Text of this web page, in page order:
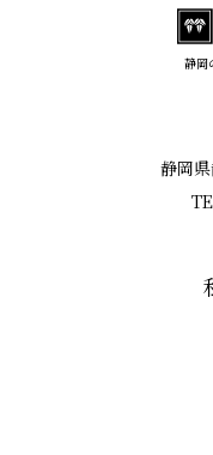
静岡
静岡